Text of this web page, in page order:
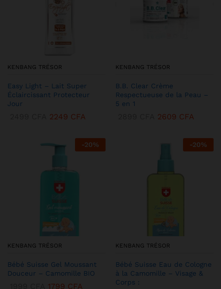
KENBANG TRÉSOR
Easy Light – Lait Super
Éclaircissant Protecteur
Jour
2249 CFA
KENBANG TRÉSOR
B.B. Clear Crème
Respectueuse de la Peau –
5 en 1
2609 CFA
-20%
KENBANG TRÉSOR
Bébé Suisse Gel Moussant
Douceur – Camomille BIO
1799 CFA
-20%
KENBANG TRÉSOR
Bébé Suisse Eau de Cologne
à la Camomille – Visage &
Corps :